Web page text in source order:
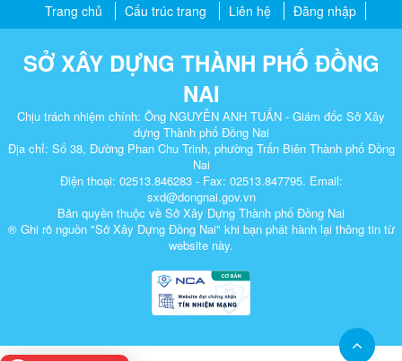
Trang chủ Cấu trúc trang Liên hệ Đăng nhập
SỞ XÂY DỰNG THÀNH PHỐ ĐỒNG
NAI
Chịu trách nhiệm chính: Ông NGUYỄN ANH TUẤN - Giám đốc Sở Xây
dựng Thành phố Đồng Nai
Địa chỉ: Số 38, Đường Phan Chu Trinh, phường Trấn Biên Thành phố Đồng
Nai
Điện thoại: 02513.846283 - Fax: 02513.847795. Email:
sxd@dongnai.gov.vn
Bản quyền thuộc về Sở Xây Dựng Thành phố Đồng Nai
® Ghi rõ nguồn "Sở Xây Dựng Đồng Nai" khi bạn phát hành lại thông tin từ
website này.​